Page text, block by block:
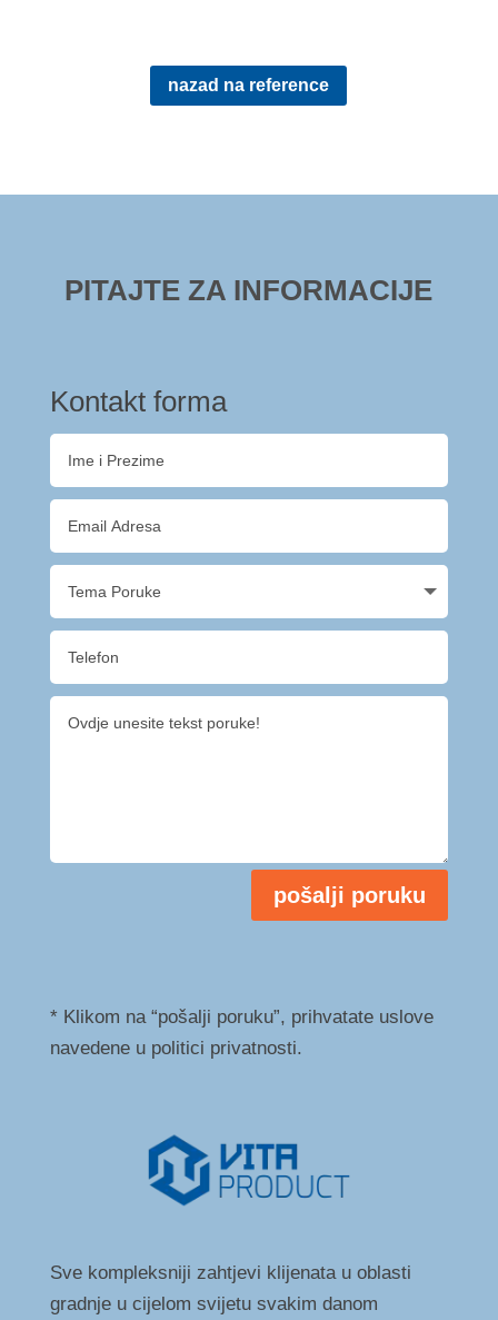
nazad na reference
PITAJTE ZA INFORMACIJE
Kontakt forma
pošalji poruku
* Klikom na “pošalji poruku”, prihvatate uslove
navedene u politici privatnosti.
Sve kompleksniji zahtjevi klijenata u oblasti
gradnje u cijelom svijetu svakim danom